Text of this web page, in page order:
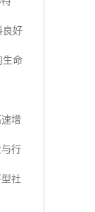
良好
生命
增
行
社